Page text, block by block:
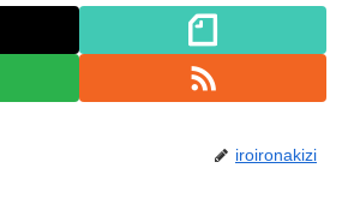
iroironakizi